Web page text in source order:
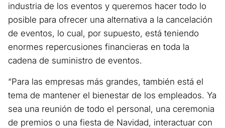
industria de los eventos y queremos hacer todo lo
posible para ofrecer una alternativa a la cancelación
de eventos, lo cual, por supuesto, está teniendo
enormes repercusiones financieras en toda la
cadena de suministro de eventos.
“Para las empresas más grandes, también está el
tema de mantener el bienestar de los empleados. Ya
sea una reunión de todo el personal, una ceremonia
de premios o una fiesta de Navidad, interactuar con